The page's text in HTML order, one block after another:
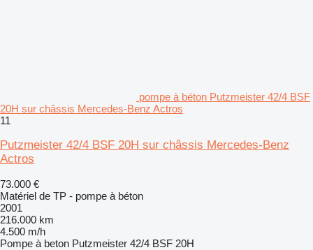
pompe à béton Putzmeister 42/4 BSF
20H sur châssis Mercedes-Benz Actros
11
Putzmeister 42/4 BSF 20H sur châssis Mercedes-Benz
Actros
73.000 €
Matériel de TP - pompe à béton
2001
216.000 km
4.500 m/h
Pompe à beton Putzmeister 42/4 BSF 20H